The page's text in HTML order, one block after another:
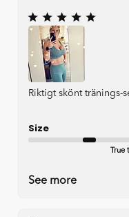
Riktigt skönt tränings-
Size
True
See more